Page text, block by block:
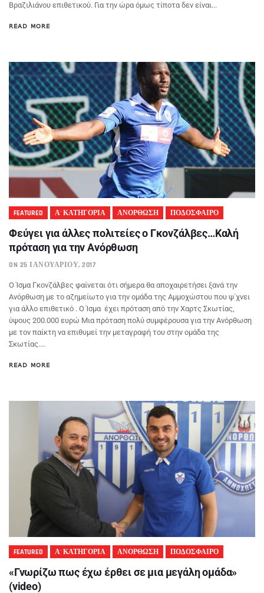
Βραζιλιάνου επιθετικού. Για την ώρα όμως τίποτα δεν είναι...
READ MORE
FEATURED Α' ΚΑΤΗΓΟΡΙΑ ΑΝΟΡΘΩΣΗ ΠΟΔΟΣΦΑΙΡΟ
Φεύγει για άλλες πολιτείες ο Γκονζάλβες…Καλή
πρόταση για την Ανόρθωση
ON 25 ΙΑΝΟΥΑΡΊΟΥ, 2017
Ο Ίσμα Γκονζάλβες φαίνεται ότι σήμερα θα αποχαιρετήσει ξανά την
Ανόρθωση με το αζημείωτο για την ομάδα της Αμμοχώστου που ψ΄χνει
για άλλο επιθετικό . Ο Ίσμα έχει πρόταση από την Χαρτς Σκωτίας,
ύψους 200.000 ευρώ Μια πρόταση πολύ συμφέρουσα για την Ανόρθωση
με τον παίκτη να επιθυμεί την μεταγραφή του στην ομάδα της
Σκωτίας....
READ MORE
FEATURED Α' ΚΑΤΗΓΟΡΙΑ ΑΝΟΡΘΩΣΗ ΠΟΔΟΣΦΑΙΡΟ
«Γνωρίζω πως έχω έρθει σε μια μεγάλη ομάδα»
(video)